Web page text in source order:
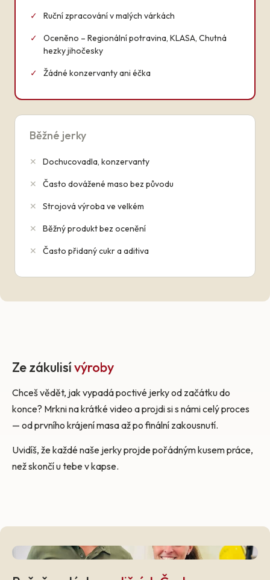
✓ Ruční zpracování v malých várkách
✓
Oceněno – Regionální potravina, KLASA, Chutná
hezky jihočesky
✓ Žádné konzervanty ani éčka
Běžné jerky
✕ Dochucovadla, konzervanty
✕ Často dovážené maso bez původu
✕ Strojová výroba ve velkém
✕ Běžný produkt bez ocenění
✕ Často přidaný cukr a aditiva
Ze zákulisívýroby
Chceš vědět, jak vypadá poctivé jerky od začátku do
konce? Mrkni na krátké video a projdi si s námi celý proces
— od prvního krájení masa až po finální zakousnutí.
Uvidíš, že každé naše jerky projde pořádným kusem práce,
než skončí u tebe v kapse.